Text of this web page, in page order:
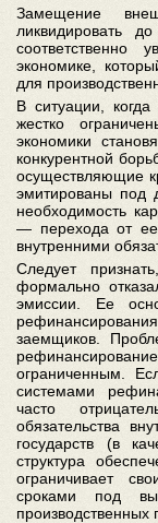
Замещение
ликвидировать
соответственно
экономике,
для
В ситуации,
жестко
экономики
конкурентной
осуществляющие
эмитированы под
необходимость
— перехода от ее
внутренними
Следует
формально
эмиссии. Ее
заемщиков.
ограниченным.
системами
часто
обязательства
государств (в
структура
ограничивает
сроками под
производственных